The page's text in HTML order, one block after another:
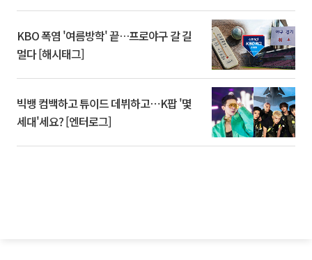
KBO 폭염 '여름방학' 끝…프로야구 갈 길
멀다 [해시태그]
빅뱅 컴백하고 튜이드 데뷔하고⋯K팝 '몇
세대'세요? [엔터로그]